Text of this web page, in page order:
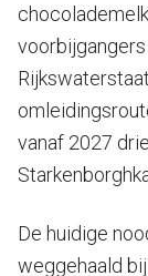
vanaf 2027
De huidige
weggehaald